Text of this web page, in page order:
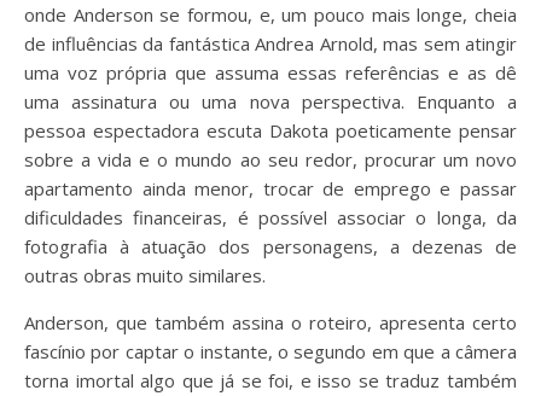
onde Anderson se formou, e, um pouco mais longe, cheia
de influências da fantástica Andrea Arnold, mas sem atingir
uma voz própria que assuma essas referências e as dê
uma assinatura ou uma nova perspectiva. Enquanto a
pessoa espectadora escuta Dakota poeticamente pensar
sobre a vida e o mundo ao seu redor, procurar um novo
apartamento ainda menor, trocar de emprego e passar
dificuldades financeiras, é possível associar o longa, da
fotografia à atuação dos personagens, a dezenas de
outras obras muito similares.
Anderson, que também assina o roteiro, apresenta certo
fascínio por captar o instante, o segundo em que a câmera
torna imortal algo que já se foi, e isso se traduz também